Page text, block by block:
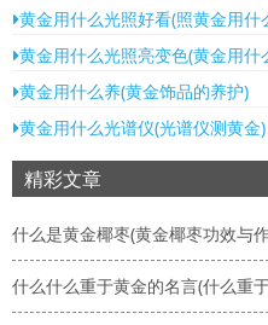
黄金用什么光照好看(照黄金用什
黄金用什么光照亮变色(黄金用什
黄金用什么养(黄金饰品的养护)
黄金用什么光谱仪(光谱仪测黄金)
精彩文章
什么是黄金椰枣(黄金椰枣功效与
什么什么重于黄金的名言(什么重